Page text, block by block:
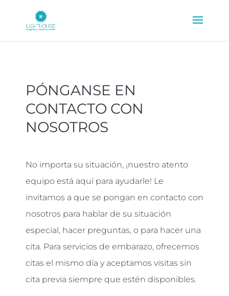
PÓNGANSE EN
CONTACTO CON
NOSOTROS
No importa su situación, ¡nuestro atento
equipo está aquí para ayudarle! Le
invitamos a que se pongan en contacto con
nosotros para hablar de su situación
especial, hacer preguntas, o para hacer una
cita. Para servicios de embarazo, ofrecemos
citas el mismo día y aceptamos visitas sin
cita previa siempre que estén disponibles.